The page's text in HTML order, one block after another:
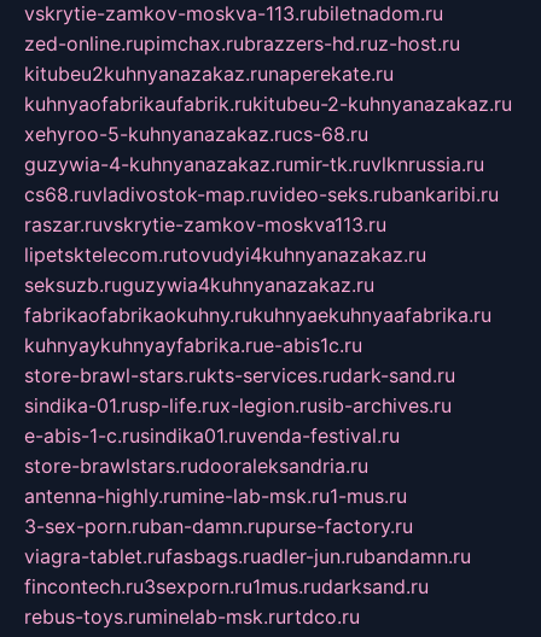
vskrytie-zamkov-moskva-113.rubiletnadom.ru
zed-online.rupimchax.rubrazzers-hd.ruz-host.ru
kitubeu2kuhnyanazakaz.runaperekate.ru
kuhnyaofabrikaufabrik.rukitubeu-2-kuhnyanazakaz.ru
xehyroo-5-kuhnyanazakaz.rucs-68.ru
guzywia-4-kuhnyanazakaz.rumir-tk.ruvlknrussia.ru
cs68.ruvladivostok-map.ruvideo-seks.rubankaribi.ru
raszar.ruvskrytie-zamkov-moskva113.ru
lipetsktelecom.rutovudyi4kuhnyanazakaz.ru
seksuzb.ruguzywia4kuhnyanazakaz.ru
fabrikaofabrikaokuhny.rukuhnyaekuhnyaafabrika.ru
kuhnyaykuhnyayfabrika.rue-abis1c.ru
store-brawl-stars.rukts-services.rudark-sand.ru
sindika-01.rusp-life.rux-legion.rusib-archives.ru
e-abis-1-c.rusindika01.ruvenda-festival.ru
store-brawlstars.rudooraleksandria.ru
antenna-highly.rumine-lab-msk.ru1-mus.ru
3-sex-porn.ruban-damn.rupurse-factory.ru
viagra-tablet.rufasbags.ruadler-jun.rubandamn.ru
fincontech.ru3sexporn.ru1mus.rudarksand.ru
rebus-toys.ruminelab-msk.rurtdco.ru